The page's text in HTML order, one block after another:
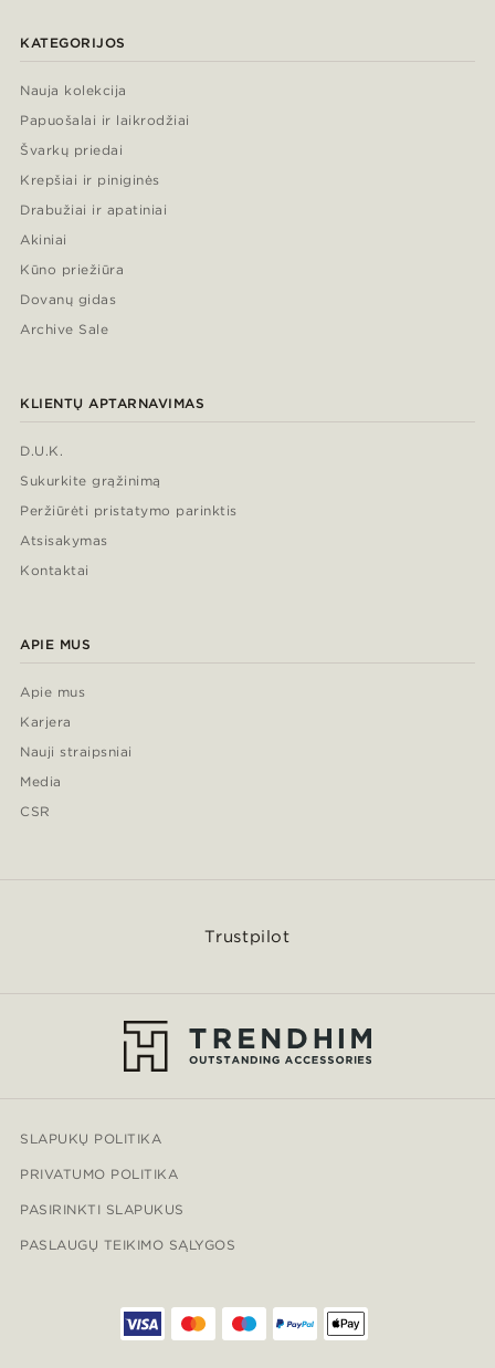
KATEGORIJOS
Nauja kolekcija
Papuošalai ir laikrodžiai
Švarkų priedai
Krepšiai ir piniginės
Drabužiai ir apatiniai
Akiniai
Kūno priežiūra
Dovanų gidas
Archive Sale
KLIENTŲ APTARNAVIMAS
D.U.K.
Sukurkite grąžinimą
Peržiūrėti pristatymo parinktis
Atsisakymas
Kontaktai
APIE MUS
Apie mus
Karjera
Nauji straipsniai
Media
CSR
Trustpilot
SLAPUKŲ POLITIKA
PRIVATUMO POLITIKA
PASIRINKTI SLAPUKUS
PASLAUGŲ TEIKIMO SĄLYGOS